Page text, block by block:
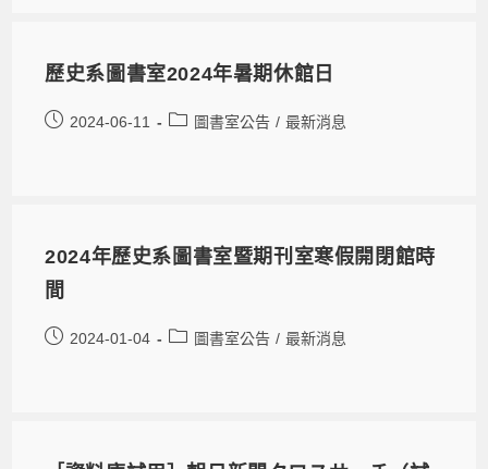
歷史系圖書室2024年暑期休館日
2024-06-11 圖書室公告 / 最新消息
2024年歷史系圖書室暨期刊室寒假開閉館時
間
2024-01-04 圖書室公告 / 最新消息